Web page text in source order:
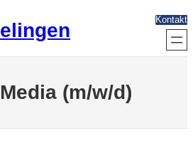
Kontakt
(m/w/d)